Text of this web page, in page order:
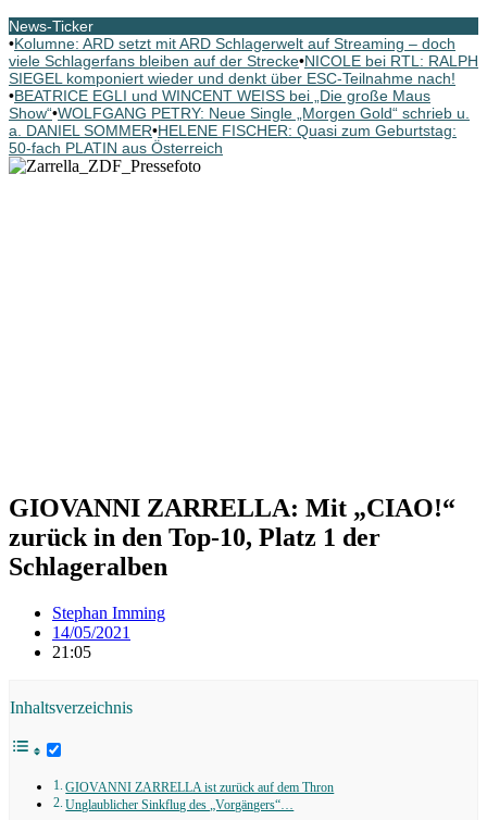
News-Ticker
•Kolumne: ARD setzt mit ARD Schlagerwelt auf Streaming – doch
viele Schlagerfans bleiben auf der Strecke•NICOLE bei RTL: RALPH
SIEGEL komponiert wieder und denkt über ESC-Teilnahme nach!
•BEATRICE EGLI und WINCENT WEISS bei „Die große Maus
Show“•WOLFGANG PETRY: Neue Single „Morgen Gold“ schrieb u.
a. DANIEL SOMMER•HELENE FISCHER: Quasi zum Geburtstag:
50-fach PLATIN aus Österreich
GIOVANNI ZARRELLA: Mit „CIAO!“
zurück in den Top-10, Platz 1 der
Schlageralben
Stephan Imming
14/05/2021
21:05
Inhaltsverzeichnis
GIOVANNI ZARRELLA ist zurück auf dem Thron
Unglaublicher Sinkflug des „Vorgängers“…